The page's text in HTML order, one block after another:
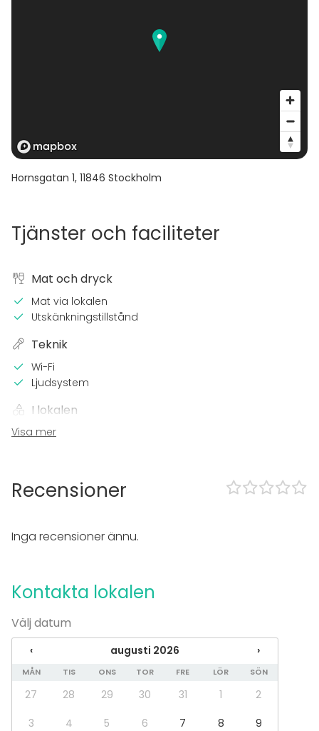
Hornsgatan 1, 11846 Stockholm
Tjänster och faciliteter
Mat och dryck
Mat via lokalen
Utskänkningstillstånd
Teknik
Wi-Fi
Ljudsystem
I lokalen
Högljudd musik OK
Möjlighet att spela egen musik
Fest
Middag / Lunch
Möte
Julbord / Julfest
Företagsevent
Team building / Kick Off
Visa mer
Recensioner
Inga recensioner ännu.
Kontakta lokalen
Välj datum
‹ augusti 2026 ›
MÅN TIS ONS TOR FRE LÖR SÖN
27 28 29 30 31 1
2
3
4 5 6 7 8
9